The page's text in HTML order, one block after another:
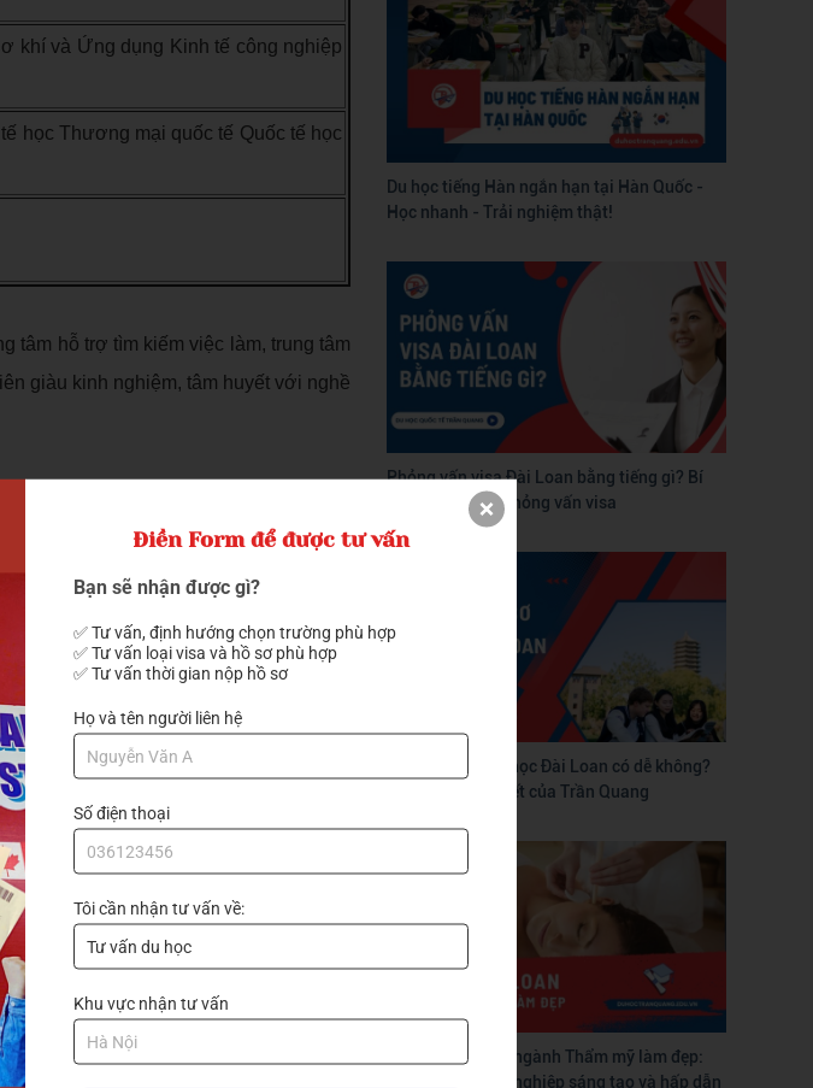
khí và Ứng dụng Kinh tế công nghiệp
học Thương mại quốc tế Quốc tế học
tâm hỗ trợ tìm kiếm việc làm, trung tâm
giàu kinh nghiệm, tâm huyết với nghề
tủ, phòng tắm riêng, phòng đa chức
ra, KTX còn có hệ thông an ninh
phòng 2 người và phòng 3 người.
phía trên sẽ rất hữu ích cho bạn. Trần
Du học tiếng Hàn ngắn hạn tại Hàn Quốc -
Học nhanh - Trải nghiệm thật!
Phỏng vấn visa Đài Loan bằng tiếng gì? Bí
quyết vượt qua phỏng vấn visa
Tự làm hồ sơ du học Đài Loan có dễ không?
Hướng dẫn chi tiết của Trần Quang
Du học Đài Loan ngành Thẩm mỹ làm đẹp:
Con đường nghề nghiệp sáng tạo và hấp dẫn
Điền Form để được tư vấn
Bạn sẽ nhận được gì?
✅ Tư vấn, định hướng chọn trường phù hợp
✅ Tư vấn loại visa và hồ sơ phù hợp
✅ Tư vấn thời gian nộp hồ sơ
Họ và tên người liên hệ
Số điện thoại
Tôi cần nhận tư vấn về:
Khu vực nhận tư vấn